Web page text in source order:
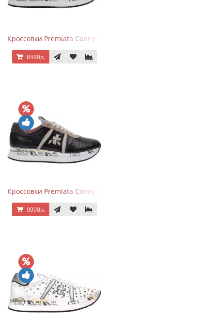
Кроссовки Premiata Conny Leather Beige
8490р.
Кроссовки Premiata Conny Leather Black Brown
9990р.